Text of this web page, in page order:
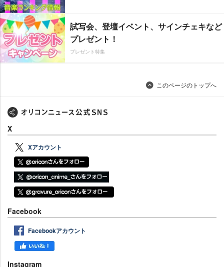
試写会、登壇イベント、サインチェキなど
プレゼント！
プレゼント特集
このページのトップへ
X
Xアカウント
Facebook
Facebookアカウント
Instagram